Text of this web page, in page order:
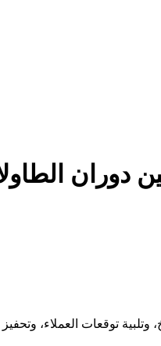
دوران
وتلبية توقعات العملاء،